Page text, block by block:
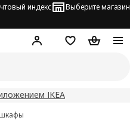
индекс Выберите магазин
Hej! ВойтиСписокКорзина
IKEA